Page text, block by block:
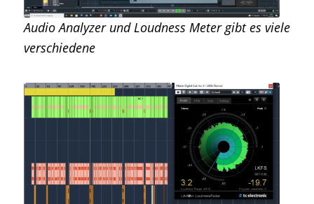
Audio Analyzer und Loudness Meter gibt es viele
verschiedene